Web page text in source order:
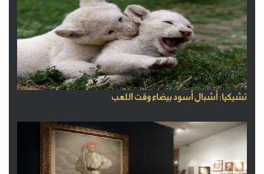
تشيكيا: أشبال أسود بيضاء وقت اللعب